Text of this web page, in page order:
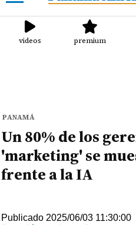
videos premium
PANAMÁ
Un 80% de los
'marketing' se
frente a la IA
Publicado 2025/06/03 11:30:00